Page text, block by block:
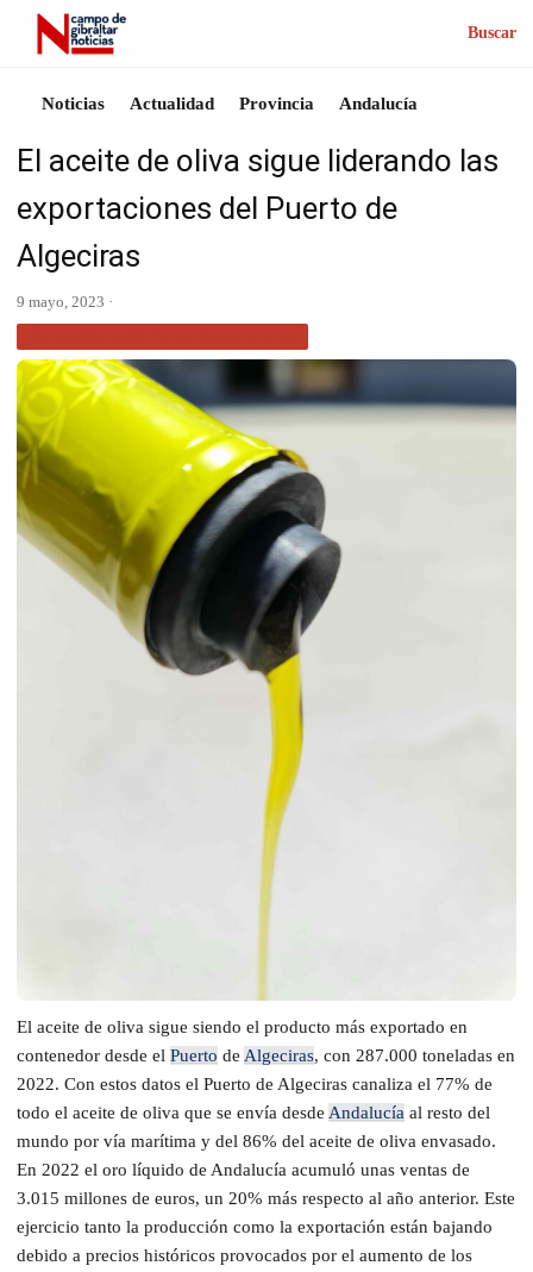
Buscar
Noticias Actualidad Provincia Andalucía
El aceite de oliva sigue liderando las
exportaciones del Puerto de
Algeciras
9 mayo, 2023 ·
El aceite de oliva sigue siendo el producto más exportado en
contenedor desde el Puerto de Algeciras, con 287.000 toneladas en
2022. Con estos datos el Puerto de Algeciras canaliza el 77% de
todo el aceite de oliva que se envía desde Andalucía al resto del
mundo por vía marítima y del 86% del aceite de oliva envasado.
En 2022 el oro líquido de Andalucía acumuló unas ventas de
3.015 millones de euros, un 20% más respecto al año anterior. Este
ejercicio tanto la producción como la exportación están bajando
debido a precios históricos provocados por el aumento de los